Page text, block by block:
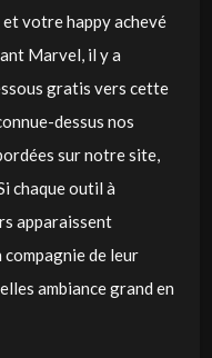
et votre happy achevé
Marvel, il y a
gratis vers cette
dessus nos
sur notre site,
chaque outil à
apparaissent
compagnie de leur
ambiance grand en